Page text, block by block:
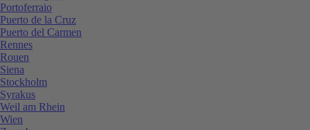
Portoferraio
Puerto de la Cruz
Puerto del Carmen
Rennes
Rouen
Siena
Stockholm
Syrakus
Weil am Rhein
Wien